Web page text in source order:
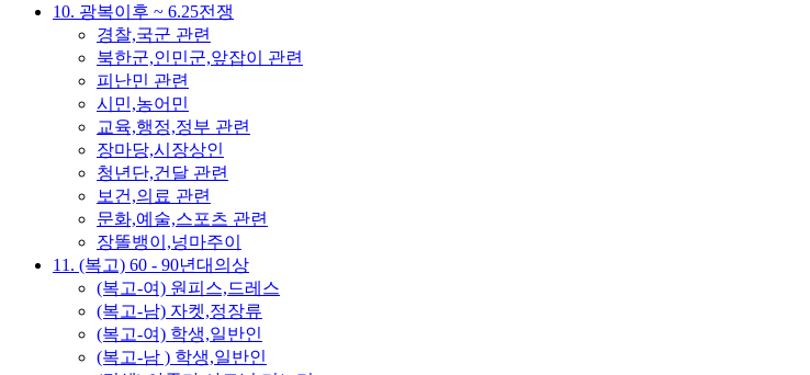
10. 광복이후 ~ 6.25전쟁
경찰,국군 관련
북한군,인민군,앞잡이 관련
피난민 관련
시민,농어민
교육,행정,정부 관련
장마당,시장상인
청년단,건달 관련
보건,의료 관련
문화,예술,스포츠 관련
장똘뱅이,넝마주이
11. (복고) 60 - 90년대의상
(복고-여) 원피스,드레스
(복고-남) 자켓,정장류
(복고-여) 학생,일반인
(복고-남 ) 학생,일반인